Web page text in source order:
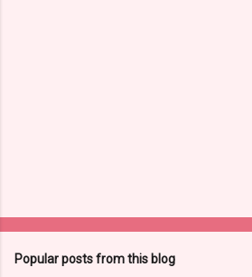
Popular posts from this blog